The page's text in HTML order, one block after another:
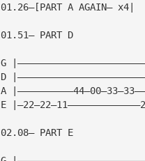
01.26—[PART A AGAIN— x4|
01.51— PART D
G
D
A
E
02.08— PART E